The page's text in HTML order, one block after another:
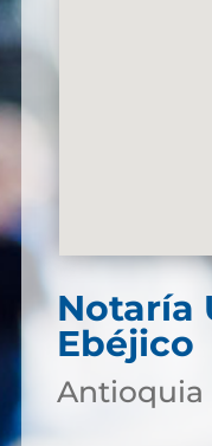
Notaría
Ebéjico
Antioquia